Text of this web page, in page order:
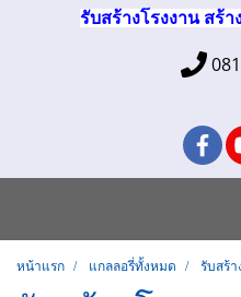
รับสร้างโรงงาน สร้า
หน้าแรก แกลลอรี่ทั้งหมด รับสร้า